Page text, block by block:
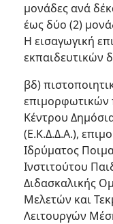
μονάδες ανά
έως δύο (2)
Η εισαγωγική
εκπαιδευτικών
βδ)
επιμορφωτικών
Κέντρου
(Ε.Κ.Δ.Δ.Α.),
Ιδρύματος
Ινστιτούτου
Διδασκαλικής
Μελετών και
Λειτουργών